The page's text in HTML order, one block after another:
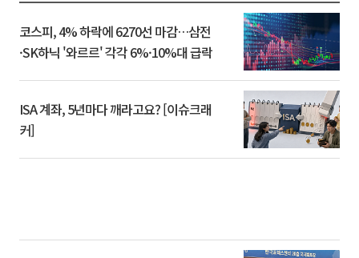
코스피, 4% 하락에 6270선 마감…삼전
·SK하닉 '와르르' 각각 6%·10%대 급락
ISA 계좌, 5년마다 깨라고요? [이슈크래
커]